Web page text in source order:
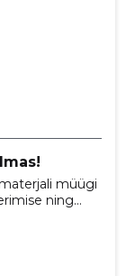
müügi
ning